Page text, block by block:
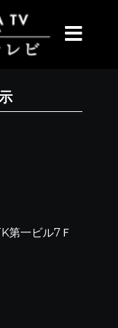
第一ビル7Ｆ